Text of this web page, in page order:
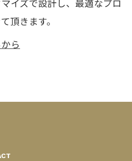
イズで設計し、 最適なプロ
頂きます。
ら